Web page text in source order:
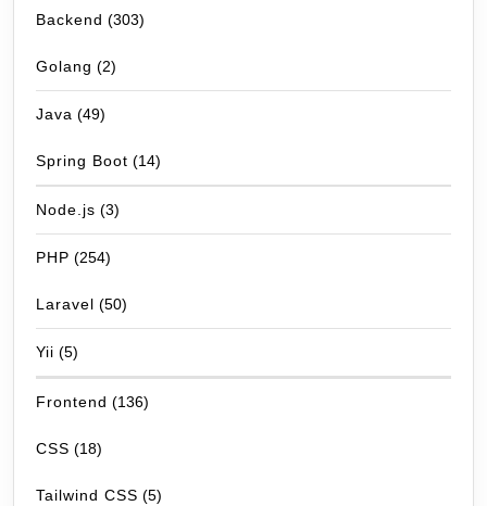
Backend (303)
Golang (2)
Java (49)
Spring Boot (14)
Node.js (3)
PHP (254)
Laravel (50)
Yii (5)
Frontend (136)
CSS (18)
Tailwind CSS (5)